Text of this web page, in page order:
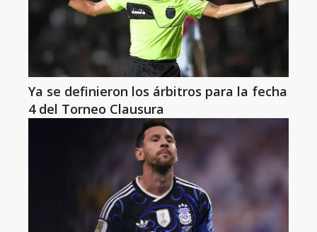
Ya se definieron los árbitros para la fecha
4 del Torneo Clausura